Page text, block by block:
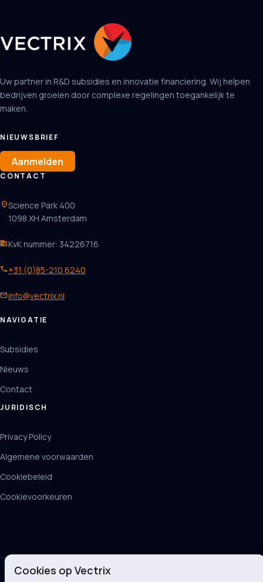
Uw partner in R&D subsidies en innovatie financiering. Wij helpen
bedrijven groeien door complexe regelingen toegankelijk te
maken.
NIEUWSBRIEF
Aanmelden
CONTACT
location_onScience Park 400
1098 XH Amsterdam
businessKvK nummer: 34226716
phone+31 (0)85-210 6240
mailinfo@vectrix.nl
NAVIGATIE
Subsidies
Nieuws
Contact
JURIDISCH
Privacy Policy
Algemene voorwaarden
Cookiebeleid
Cookievoorkeuren
Cookies op Vectrix